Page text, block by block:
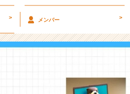
> メンバー >